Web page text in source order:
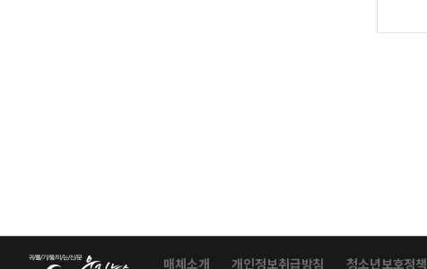
매체소개 개인정보취급방침 청소년보호정책